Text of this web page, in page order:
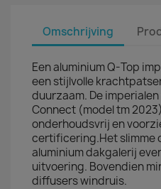
Omschrijving
Een aluminium Q-Top
een stijlvolle
duurzaam. De
Connect (model tm
onderhoudsvrij en
certificering.Het slimme
aluminium dakgalerij
uitvoering. Bovendien
diffusers windruis.